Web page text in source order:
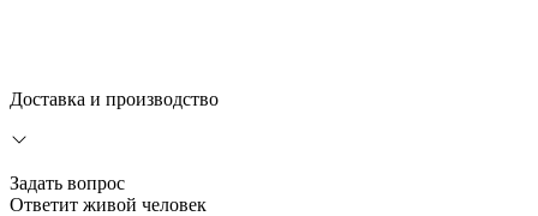
Доставка и производство
Задать вопрос
Ответит живой человек